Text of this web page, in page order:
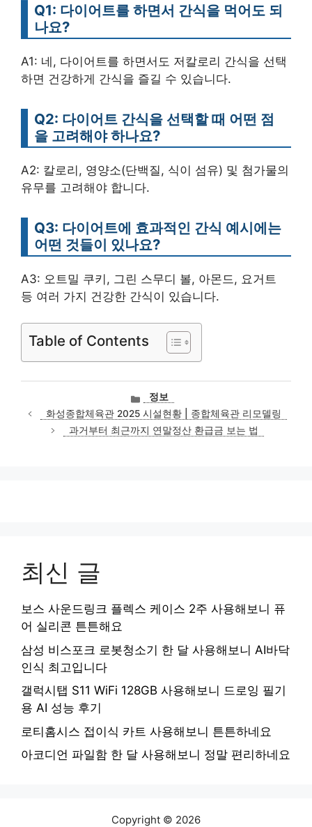
Q1: 다이어트를 하면서 간식을 먹어도 되
나요?
A1: 네, 다이어트를 하면서도 저칼로리 간식을 선택
하면 건강하게 간식을 즐길 수 있습니다.
Q2: 다이어트 간식을 선택할 때 어떤 점
을 고려해야 하나요?
A2: 칼로리, 영양소(단백질, 식이 섬유) 및 첨가물의
유무를 고려해야 합니다.
Q3: 다이어트에 효과적인 간식 예시에는
어떤 것들이 있나요?
A3: 오트밀 쿠키, 그린 스무디 볼, 아몬드, 요거트
등 여러 가지 건강한 간식이 있습니다.
Table of Contents
카
테
고
리
정보
화성종합체육관 2025 시설현황 | 종합체육관 리모델링
과거부터 최근까지 연말정산 환급금 보는 법
최신 글
보스 사운드링크 플렉스 케이스 2주 사용해보니 퓨
어 실리콘 튼튼해요
삼성 비스포크 로봇청소기 한 달 사용해보니 AI바닥
인식 최고입니다
갤럭시탭 S11 WiFi 128GB 사용해보니 드로잉 필기
용 AI 성능 후기
로티홈시스 접이식 카트 사용해보니 튼튼하네요
아코디언 파일함 한 달 사용해보니 정말 편리하네요
Copyright © 2026